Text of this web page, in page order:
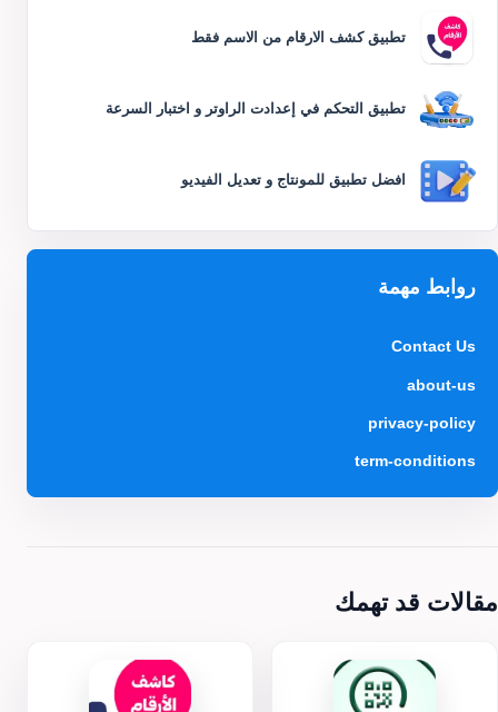
تطبيق كشف الارقام من الاسم فقط
تطبيق التحكم في إعدادت الراوتر و اختبار السرعة
افضل تطبيق للمونتاج و تعديل الفيديو
روابط مهمة
Contact Us
about-us
privacy-policy
term-conditions
مقالات قد تهمك